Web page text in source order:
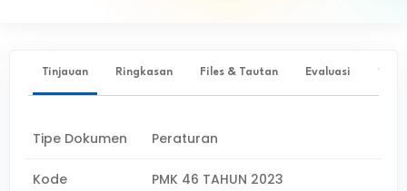
Tinjauan Ringkasan Files & Tautan Evaluasi ✨
Tipe Dokumen Peraturan
Kode PMK 46 TAHUN 2023